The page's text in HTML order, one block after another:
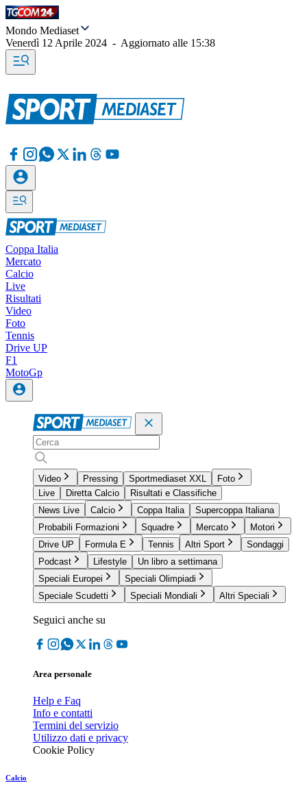
Mondo Mediaset
Venerdì 12 Aprile 2024 - Aggiornato alle 15:38
Coppa Italia
Mercato
Calcio
Live
Risultati
Video
Foto
Tennis
Drive UP
F1
MotoGp
Video Pressing Sportmediaset XXL
Foto
Live
Diretta Calcio
Risultati e Classifiche
News Live
Calcio Coppa Italia
Supercoppa Italiana
Probabili Formazioni
Squadre Mercato
Motori
Drive UP
Formula E Tennis Altri Sport
Sondaggi
Podcast
Lifestyle
Un libro a settimana
Speciali Europei
Speciali Olimpiadi
Speciale Scudetti
Speciali Mondiali Altri Speciali
Seguici anche su
Area personale
Help e Faq
Info e contatti
Termini del servizio
Utilizzo dati e privacy
Cookie Policy
Calcio